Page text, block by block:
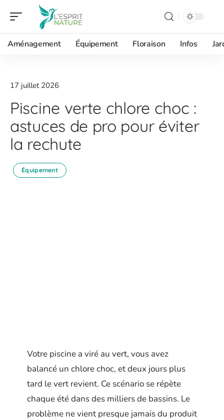
Aménagement Équipement Floraison Infos
17 juillet 2026
Piscine verte chlore choc :
astuces de pro pour éviter
la rechute
Équipement
Votre piscine a viré au vert, vous avez
balancé un chlore choc, et deux jours plus
tard le vert revient. Ce scénario se répète
chaque été dans des milliers de bassins. Le
problème ne vient presque jamais du produit